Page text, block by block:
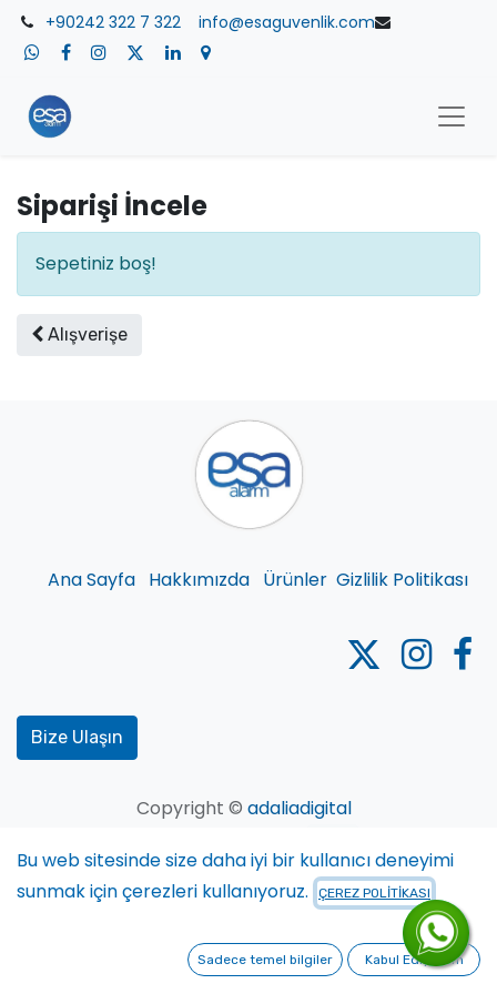
+90242 322 7 322 ​info@esaguvenlik.com
Siparişi İncele
Sepetiniz boş!
Alışverişe
Ana Sayfa Hakkımızda Ürünler Gizlilik Politikası
Bize Ulaşın
Copyright © adaliadigital
Açık Kaynak Kodlu CRM
Bu web sitesinde size daha iyi bir kullanıcı deneyimi
sunmak için çerezleri kullanıyoruz.
ÇEREZ POLİTİKASI
Sadece temel bilgiler Kabul Ediyorum